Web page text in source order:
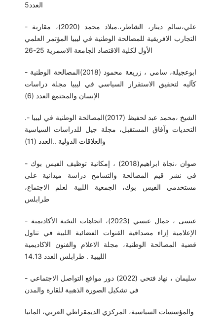
العدد5
- علي،سالم دينار، الشاطر،.ميلاد محمد (2020)، مقاربة
التجارب الافريقية للمصالحة الوطنية في ليبيا المؤتمر العلمي
الأول لكلية الاقتصاد الجامعة الاسمرية 25-26
- ابوعجيلة، سامي ، زريعة محمود (2018)المصالحة الوطنية
كآليه لتحقيق الاستقرار السياسي في ليبيا مجلة دراسات
الإنسان والمجتمع العدد (6)
.- الشيخ ،محمد عبد لحفيظ (2017)المصالحة الوطنية في ليبيا
التحديات وآفاق المستقبل، مجلة جيل للدراسات السياسية
والعلاقات الدولية ..العدد (11)
- صوان ،نجاة ابراهيم(2018) ، إمكانية توظيف الفيس بوك
في نشر قيم المصالحة والتسامح دراسة ميدانية على
مستخدمي الفيس بوك، الجمعية اللبية لعلم الاجتماع،
طرابلس
- عيسى ، جمال عيسي (2023)، اتجاهات النخبة الأكاديمية
الإعلامية إزاء مصداقية القنوات الفضائية اللبية في تناول
قضية المصالحة الوطنية، مجلة الاعلام والفنون الاكاديمية
الليبية . طرابلس العدد 14.13
- سليمان ، نهاد فتحي (2022) دور مواقع التواصل الاجتماعي
في تشكيل الصورة الذهبية للقارة والمدن
والمؤسسات السياسية، المركزي الديمقراطي العربي، المانيا